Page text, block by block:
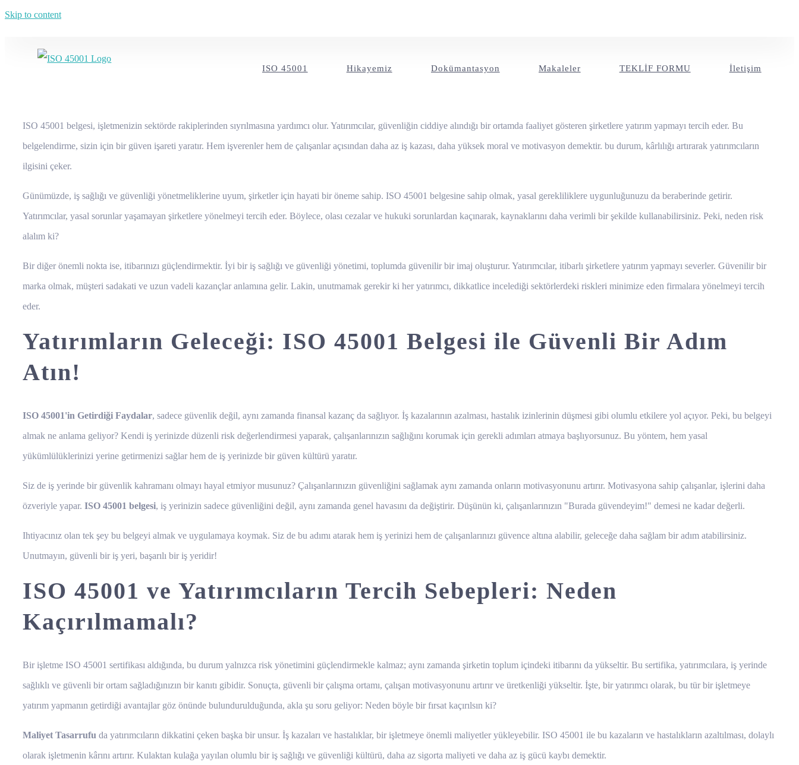
Skip to content
ISO 45001 Hikayemiz Dokümantasyon Makaleler TEKLİF FORMU İletişim
ISO 45001 belgesi, işletmenizin sektörde rakiplerinden sıyrılmasına yardımcı olur. Yatırımcılar, güvenliğin ciddiye alındığı bir ortamda faaliyet gösteren şirketlere yatırım yapmayı tercih eder. Bu
belgelendirme, sizin için bir güven işareti yaratır. Hem işverenler hem de çalışanlar açısından daha az iş kazası, daha yüksek moral ve motivasyon demektir. bu durum, kârlılığı artırarak yatırımcıların
ilgisini çeker.
Günümüzde, iş sağlığı ve güvenliği yönetmeliklerine uyum, şirketler için hayati bir öneme sahip. ISO 45001 belgesine sahip olmak, yasal gerekliliklere uygunluğunuzu da beraberinde getirir.
Yatırımcılar, yasal sorunlar yaşamayan şirketlere yönelmeyi tercih eder. Böylece, olası cezalar ve hukuki sorunlardan kaçınarak, kaynaklarını daha verimli bir şekilde kullanabilirsiniz. Peki, neden risk
alalım ki?
Bir diğer önemli nokta ise, itibarınızı güçlendirmektir. İyi bir iş sağlığı ve güvenliği yönetimi, toplumda güvenilir bir imaj oluşturur. Yatırımcılar, itibarlı şirketlere yatırım yapmayı severler. Güvenilir bir
marka olmak, müşteri sadakati ve uzun vadeli kazançlar anlamına gelir. Lakin, unutmamak gerekir ki her yatırımcı, dikkatlice incelediği sektörlerdeki riskleri minimize eden firmalara yönelmeyi tercih
eder.
Yatırımların Geleceği: ISO 45001 Belgesi ile Güvenli Bir Adım
Atın!
ISO 45001'in Getirdiği Faydalar, sadece güvenlik değil, aynı zamanda finansal kazanç da sağlıyor. İş kazalarının azalması, hastalık izinlerinin düşmesi gibi olumlu etkilere yol açıyor. Peki, bu belgeyi
almak ne anlama geliyor? Kendi iş yerinizde düzenli risk değerlendirmesi yaparak, çalışanlarınızın sağlığını korumak için gerekli adımları atmaya başlıyorsunuz. Bu yöntem, hem yasal
yükümlülüklerinizi yerine getirmenizi sağlar hem de iş yerinizde bir güven kültürü yaratır.
Siz de iş yerinde bir güvenlik kahramanı olmayı hayal etmiyor musunuz? Çalışanlarınızın güvenliğini sağlamak aynı zamanda onların motivasyonunu artırır. Motivasyona sahip çalışanlar, işlerini daha
özveriyle yapar. ISO 45001 belgesi, iş yerinizin sadece güvenliğini değil, aynı zamanda genel havasını da değiştirir. Düşünün ki, çalışanlarınızın "Burada güvendeyim!" demesi ne kadar değerli.
Ihtiyacınız olan tek şey bu belgeyi almak ve uygulamaya koymak. Siz de bu adımı atarak hem iş yerinizi hem de çalışanlarınızı güvence altına alabilir, geleceğe daha sağlam bir adım atabilirsiniz.
Unutmayın, güvenli bir iş yeri, başarılı bir iş yeridir!
ISO 45001 ve Yatırımcıların Tercih Sebepleri: Neden
Kaçırılmamalı?
Bir işletme ISO 45001 sertifikası aldığında, bu durum yalnızca risk yönetimini güçlendirmekle kalmaz; aynı zamanda şirketin toplum içindeki itibarını da yükseltir. Bu sertifika, yatırımcılara, iş yerinde
sağlıklı ve güvenli bir ortam sağladığınızın bir kanıtı gibidir. Sonuçta, güvenli bir çalışma ortamı, çalışan motivasyonunu artırır ve üretkenliği yükseltir. İşte, bir yatırımcı olarak, bu tür bir işletmeye
yatırım yapmanın getirdiği avantajlar göz önünde bulundurulduğunda, akla şu soru geliyor: Neden böyle bir fırsat kaçırılsın ki?
Maliyet Tasarrufu da yatırımcıların dikkatini çeken başka bir unsur. İş kazaları ve hastalıklar, bir işletmeye önemli maliyetler yükleyebilir. ISO 45001 ile bu kazaların ve hastalıkların azaltılması, dolaylı
olarak işletmenin kârını artırır. Kulaktan kulağa yayılan olumlu bir iş sağlığı ve güvenliği kültürü, daha az sigorta maliyeti ve daha az iş gücü kaybı demektir.